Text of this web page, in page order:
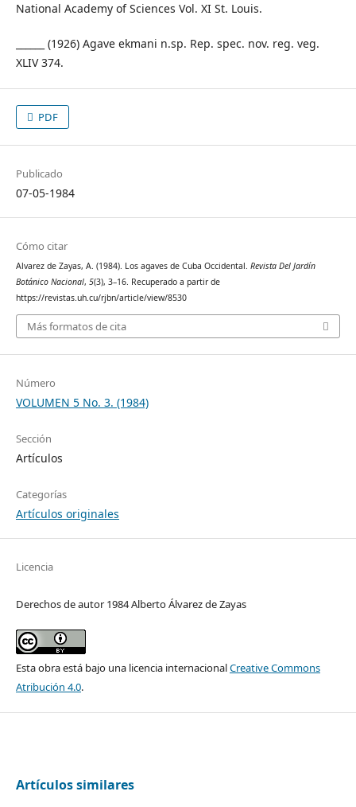
National Academy of Sciences Vol. XI St. Louis.
______ (1926) Agave ekmani n.sp. Rep. spec. nov. reg. veg.
XLIV 374.
PDF
Publicado
07-05-1984
Cómo citar
Alvarez de Zayas, A. (1984). Los agaves de Cuba Occidental. Revista Del Jardín
Botánico Nacional, 5(3), 3–16. Recuperado a partir de
https://revistas.uh.cu/rjbn/article/view/8530
Más formatos de cita
Número
VOLUMEN 5 No. 3. (1984)
Sección
Artículos
Categorías
Artículos originales
Licencia
Derechos de autor 1984 Alberto Álvarez de Zayas
Esta obra está bajo una licencia internacionalCreative Commons
Atribución 4.0.
Artículos similares